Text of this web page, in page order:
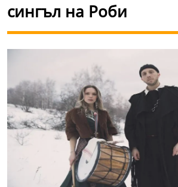
сингъл на Роби